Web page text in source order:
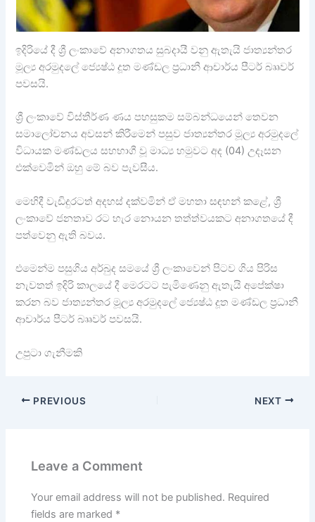
ඉදිරියේ දී ශ්‍රී ලංකාවේ අනාගතය සුබදායී වනු ඇතැයි ජාත්‍යන්තර
මූල්‍ය අරමුදලේ ජ්‍යෙෂ්ඨ දූත මණ්ඩල ප්‍රධානී ආචාර්ය පීටර් බෲවර්
පවසයි.
ශ්‍රී ලංකාවේ විස්තීර්ණ ණය පහසුකම සම්බන්ධයෙන් තෙවන
සමාලෝචනය අවසන් කිරීමෙන් පසුව ජාත්‍යන්තර මූල්‍ය අරමුදලේ
විධායක මණ්ඩලය සහභාගී වූ මාධ්‍ය හමුවට අද (04) උදෑසන
එක්වෙමින් ඔහු මේ බව පැවසීය.
මෙහිදී වැඩිදුරටත් අදහස් දක්වමින් ඒ මහතා සඳහන් කළේ, ශ්‍රී
ලංකාවේ ජනතාව රට හැර නොයන තත්ත්වයකට අනාගතයේ දී
පත්වෙනු ඇති බවය.
එමෙන්ම පසුගිය අර්බුද සමයේ ශ්‍රී ලංකාවෙන් පිටව ගිය පිරිස
නැවතත් ඉදිරි කාලයේ දී මෙරටට පැමිණෙනු ඇතැයි අපේක්ෂා
කරන බව ජාත්‍යන්තර මූල්‍ය අරමුදලේ ජ්‍යෙෂ්ඨ දූත මණ්ඩල ප්‍රධානී
ආචාර්ය පීටර් බෲවර් පවසයි.
උපුටා ගැනීමකි
PREVIOUS NEXT
Leave a Comment
Your email address will not be published. Required
fields are marked *